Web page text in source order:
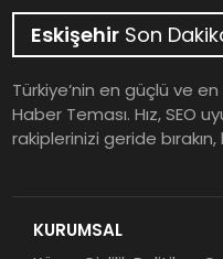
Eskişehir Son
Türkiye’nin en güçlü ve
Haber Teması. Hız, SEO
rakiplerinizi geride
KURUMSAL